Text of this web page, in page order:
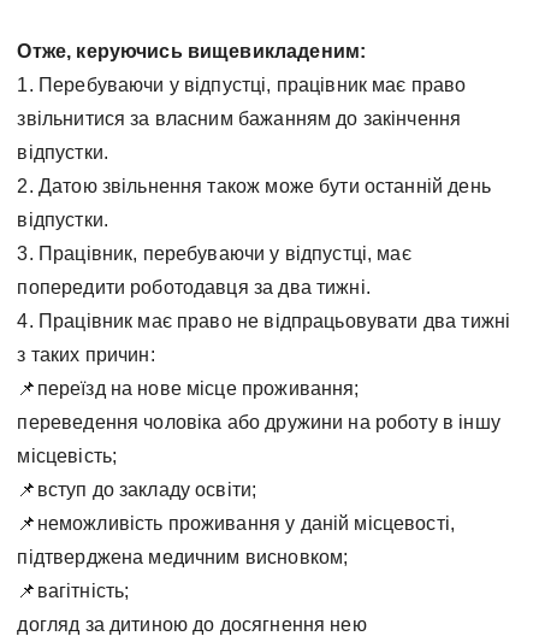
Отже, керуючись вищевикладеним:
1. Перебуваючи у відпустці, працівник має право
звільнитися за власним бажанням до закінчення
відпустки.
2. Датою звільнення також може бути останній день
відпустки.
3. Працівник, перебуваючи у відпустці, має
попередити роботодавця за два тижні.
4. Працівник має право не відпрацьовувати два тижні
з таких причин:
📌переїзд на нове місце проживання;
переведення чоловіка або дружини на роботу в іншу
місцевість;
📌вступ до закладу освіти;
📌неможливість проживання у даній місцевості,
підтверджена медичним висновком;
📌вагітність;
догляд за дитиною до досягнення нею